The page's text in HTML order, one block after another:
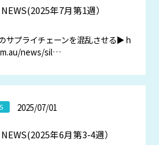
年7月第1週）
サプライチェーンを混乱させる▶ h
news/sil…
2025/07/01
年6月第3-4週）